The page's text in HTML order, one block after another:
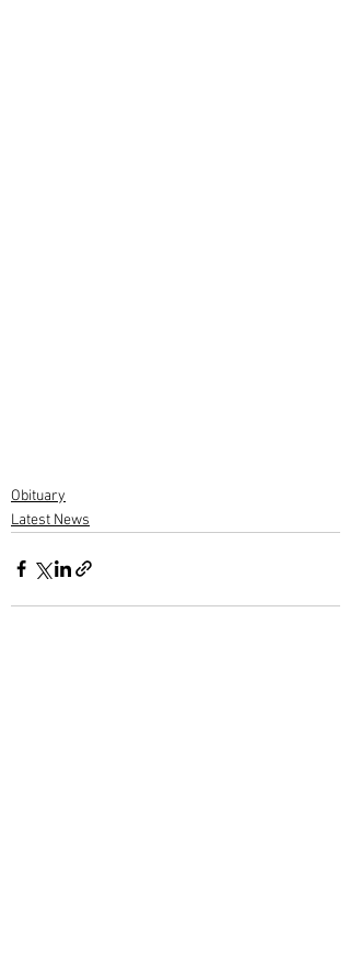
Obituary
Latest News